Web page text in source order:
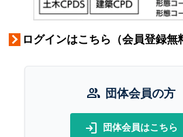
ログインはこちら（会員登録無
group 団体会員の方
login 団体会員はこちら